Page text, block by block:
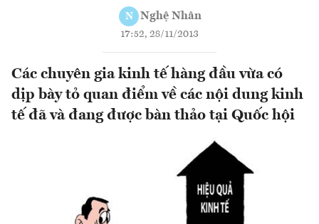
N Nghệ Nhân
17:52, 28/11/2013
Các chuyên gia kinh tế hàng đầu vừa có
dịp bày tỏ quan điểm về các nội dung kinh
tế đã và đang được bàn thảo tại Quốc hội